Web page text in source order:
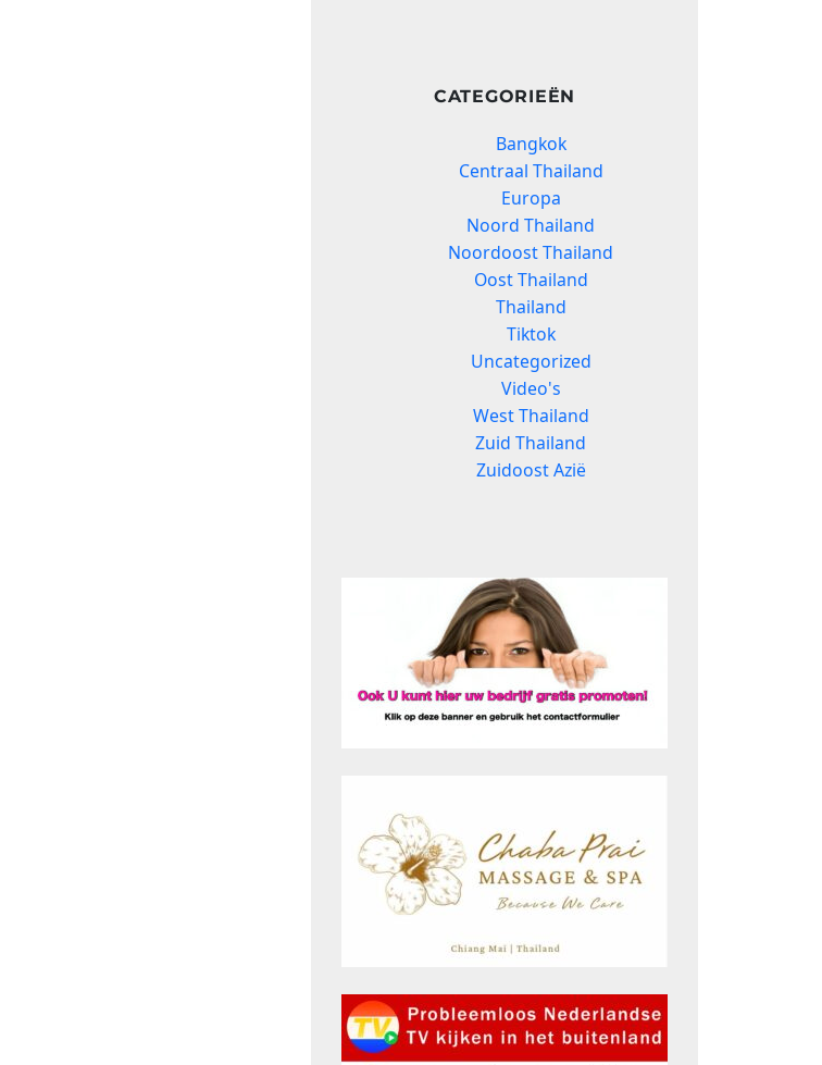
CATEGORIEËN
Bangkok
Centraal Thailand
Europa
Noord Thailand
Noordoost Thailand
Oost Thailand
Thailand
Tiktok
Uncategorized
Video's
West Thailand
Zuid Thailand
Zuidoost Azië